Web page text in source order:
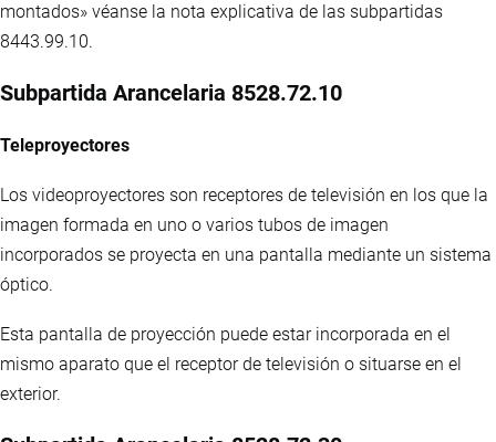
montados» véanse la nota explicativa de las subpartidas
8443.99.10.
Subpartida Arancelaria 8528.72.10
Teleproyectores
Los videoproyectores son receptores de televisión en los que la
imagen formada en uno o varios tubos de imagen
incorporados se proyecta en una pantalla mediante un sistema
óptico.
Esta pantalla de proyección puede estar incorporada en el
mismo aparato que el receptor de televisión o situarse en el
exterior.